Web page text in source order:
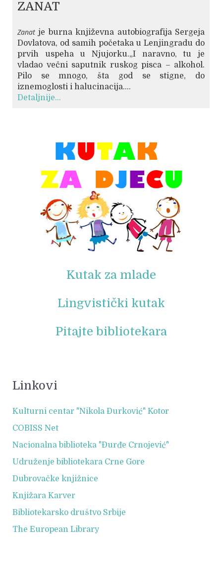
ZANAT
Zanat je burna književna autobiografija Sergeja
Dovlatova, od samih početaka u Lenjingradu do
prvih uspeha u Njujorku.„I naravno, tu je
vladao večni saputnik ruskog pisca – alkohol.
Pilo se mnogo, šta god se stigne, do
iznemoglosti i halucinacija....
Detaljnije...
Kutak za mlade
Lingvistički kutak
Pitajte bibliotekara
Linkovi
Kulturni centar "Nikola Đurković" Kotor
COBISS Net
Nacionalna biblioteka "Đurđe Crnojević"
Udruženje bibliotekara Crne Gore
Dubrovačke knjižnice
Knjižara Karver
Bibliotekarsko društvo Srbije
The European Library